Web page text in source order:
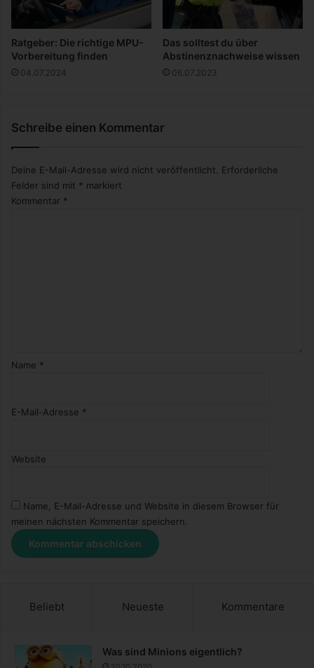
Ratgeber: Die richtige MPU-
Vorbereitung finden
04.07.2024
Das solltest du über
Abstinenznachweise wissen
06.07.2023
Schreibe einen Kommentar
Deine E-Mail-Adresse wird nicht veröffentlicht.
Erforderliche
Felder sind mit * markiert
Kommentar *
Name *
E-Mail-Adresse *
Website
Name, E-Mail-Adresse und Website in diesem Browser für
meinen nächsten Kommentar speichern.
Beliebt Neueste Kommentare
Was sind Minions eigentlich?